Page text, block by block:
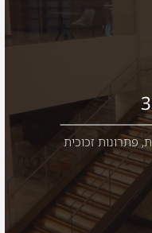
,פתרונות זכוכית